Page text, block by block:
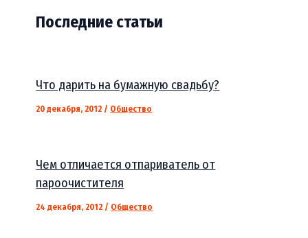
Последние статьи
Что дарить на бумажную свадьбу?
20 декабря, 2012 / Общество
Чем отличается отпариватель от
пароочистителя
24 декабря, 2012 / Общество